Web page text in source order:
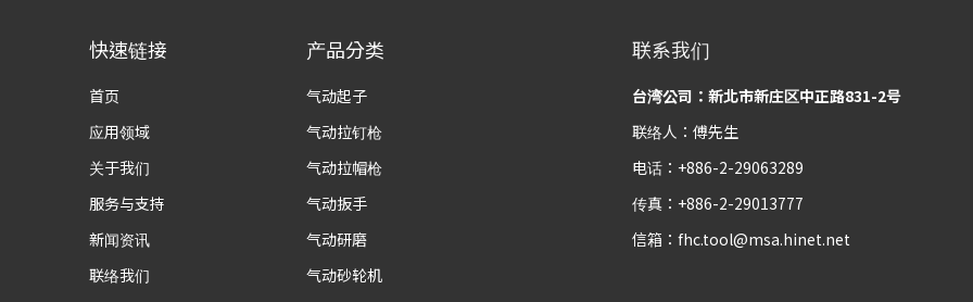
快速链接
首页
应用领域
关于我们
服务与支持
新闻资讯
联络我们
产品分类
气动起子
气动拉钉枪
气动拉帽枪
气动扳手
气动研磨
气动砂轮机
联系我们
台湾公司：新北市新庄区中正路831-2号
联络人：傅先生
电话：+886-2-29063289
传真：+886-2-29013777
信箱： fhc.tool@msa.hinet.net